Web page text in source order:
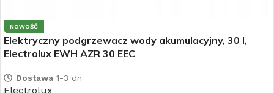
NOWOŚĆ
Elektryczny podgrzewacz wody akumulacyjny, 30 l,
Electrolux EWH AZR 30 EEC
Dostawa 1-3 dn
Electrolux